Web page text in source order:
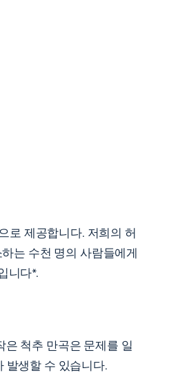
로 제공합니다. 저희의 허
는 수천 명의 사람들에게
니다*.
척추 만곡은 문제를 일
발생할 수 있습니다.